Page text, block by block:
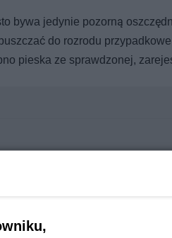
bywa jedynie pozorną
do rozrodu
pieska ze sprawdzonej,
Koty pokochały dopiero
ostrzegają przed